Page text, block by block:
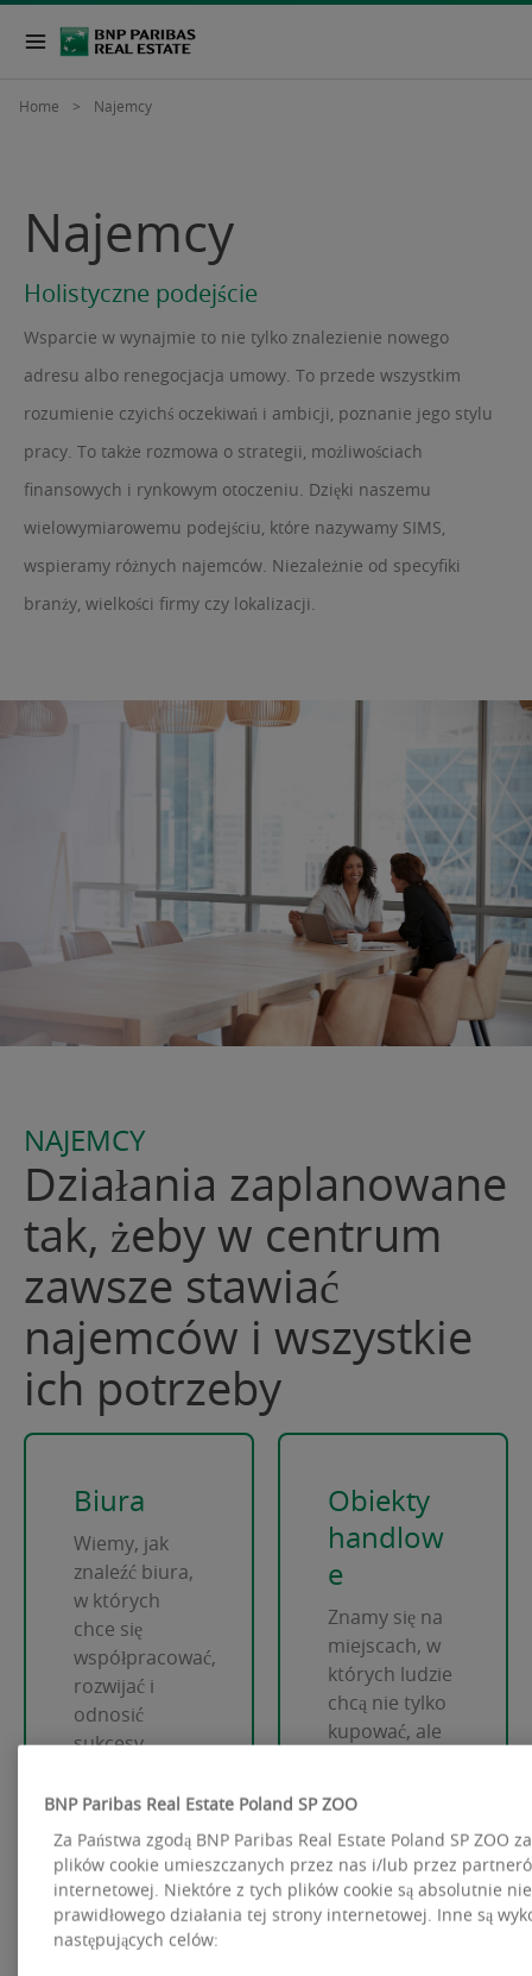
Home Najemcy
Najemcy
Holistyczne podejście
Wsparcie w wynajmie to nie tylko znalezienie nowego
adresu albo renegocjacja umowy. To przede wszystkim
rozumienie czyichś oczekiwań i ambicji, poznanie jego stylu
pracy. To także rozmowa o strategii, możliwościach
finansowych i rynkowym otoczeniu. Dzięki naszemu
wielowymiarowemu podejściu, które nazywamy SIMS,
wspieramy różnych najemców. Niezależnie od specyfiki
branży, wielkości firmy czy lokalizacji.
NAJEMCY
Działania zaplanowane
tak, żeby w centrum
zawsze stawiać
najemców i wszystkie
ich potrzeby
Biura
Wiemy, jak
znaleźć biura,
w których
chce się
współpracować,
rozwijać i
odnosić
sukcesy
Obiekty
handlow
e
Znamy się na
miejscach, w
których ludzie
chcą nie tylko
kupować, ale
BNP Paribas Real Estate Poland SP ZOO
Za Państwa zgodą BNP Paribas Real Estate Poland SP ZOO
plików cookie umieszczanych przez nas i/lub przez
internetowej. Niektóre z tych plików cookie są absolutnie
prawidłowego działania tej strony internetowej. Inne są
następujących celów: